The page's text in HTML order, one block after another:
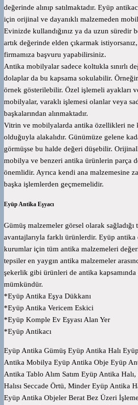
değerinde alınıp satılmaktadır. Eyüp
için orijinal ve dayanıklı malzemeden
Evinizde kullandığınız ya da uzun süredir
artık değerinde elden çıkarmak
firmamıza başvuru yapabilirsiniz.
Antika mobilyalar sadece koltukla sınırlı
dolaplar da bu kapsama sokulabilir.
örnek gösterilebilir. Özel işlemeli ayakları
mobilyalar, varaklı işlemesi olanlar veya
başkalarından alınmaktadır.
Vitrin ve mobilyalarda antika özellikleri ne
olduğuyla alakalıdır. Günümüze gelene
görmüşse bu halde değeri düşebilir.
mobilya ve benzeri antika ürünlerin parça
önemlidir. Ayrıca kendi ana malzemesine
başka işlemlerden geçmemelidir.
Eyüp Antika Eşyacı
Gümüş malzemeler görsel olarak sağladığı
avantajlarıyla farklı ürünlerdir. Eyüp antika
kurumlar için tüm antika malzemeleri
tepsiler en yaygın antika malzemeler
şekerlik gibi ürünleri de antika
mümkündür.
*Eyüp Antika Eşya Dükkanı
*Eyüp Antika Vericem Eskici
*Eyüp Komple Ev Eşyası Alan Yer
*Eyüp Antikacı
Eyüp Antika Gümüş Eyüp Antika Halı
Antika Mobilya Eyüp Antika Obje Eyüp
Antika Tablo Alım Satım Eyüp Antika
Halısı Seccade Örtü, Minder Eyüp Antika
Eyüp Antika Objeler Berat Bez Üzeri